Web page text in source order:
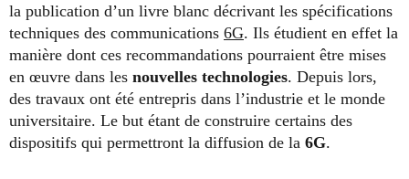
la publication d’un livre blanc décrivant les spécifications
techniques des communications 6G. Ils étudient en effet la
manière dont ces recommandations pourraient être mises
en œuvre dans les nouvelles technologies. Depuis lors,
des travaux ont été entrepris dans l’industrie et le monde
universitaire. Le but étant de construire certains des
dispositifs qui permettront la diffusion de la 6G.